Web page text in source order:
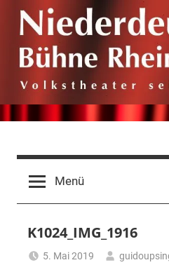
Zum
Inhalt
springen
Bühne
Rheine
e.V.
1885
Menü
K1024_IMG_1916
5. Mai 2019